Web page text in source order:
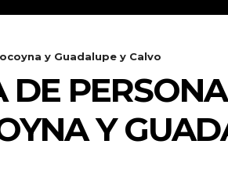
y Guadalupe y Calvo
DE
Y